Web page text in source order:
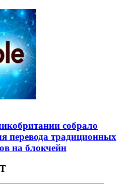
собрало
перевода традиционных
на блокчейн